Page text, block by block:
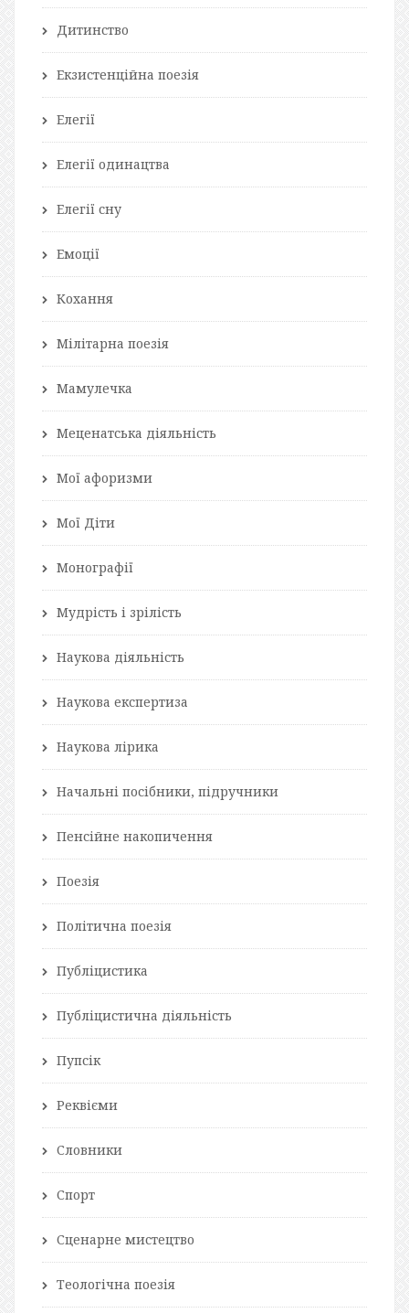
Дитинство
Екзистенційна поезія
Елегії
Елегії одинацтва
Елегії сну
Емоції
Кохання
Мілітарна поезія
Мамулечка
Меценатська діяльність
Мої афоризми
Мої Діти
Монографії
Мудрість і зрілість
Наукова діяльність
Наукова експертиза
Наукова лірика
Начальні посібники, підручники
Пенсійне накопичення
Поезія
Політична поезія
Публіцистика
Публіцистична діяльність
Пупсік
Реквієми
Словники
Спорт
Сценарне мистецтво
Теологічна поезія